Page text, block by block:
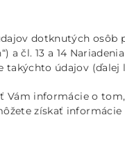
dotknutých osôb
a čl. 13 a 14
údajov (ďalej
informácie o tom,
získať